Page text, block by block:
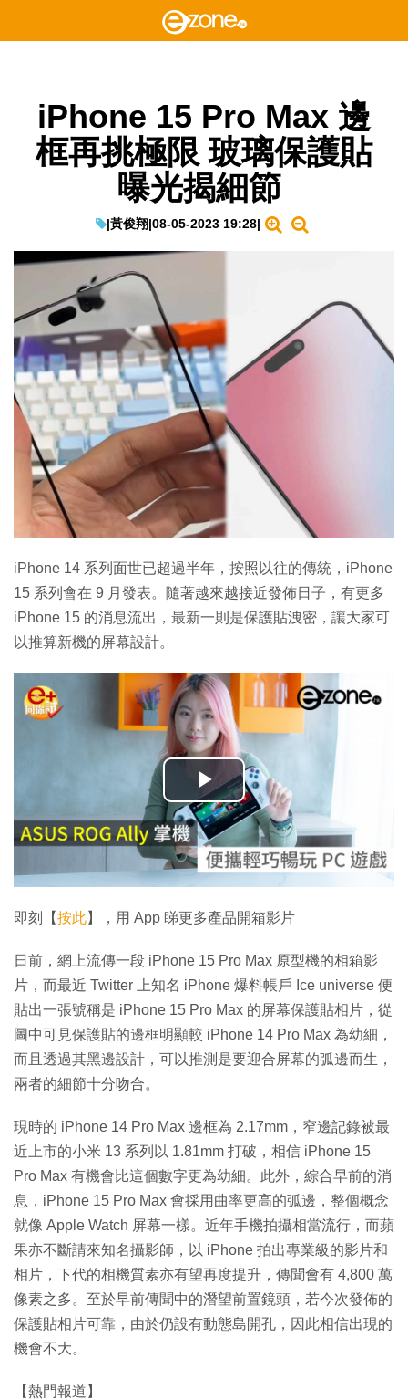
iPhone 15 Pro Max 邊
框再挑極限 玻璃保護貼
曝光揭細節
|黃俊翔|08-05-2023 19:28|
iPhone 14 系列面世已超過半年，按照以往的傳統，iPhone
15 系列會在 9 月發表。隨著越來越接近發佈日子，有更多
iPhone 15 的消息流出，最新一則是保護貼洩密，讓大家可
以推算新機的屏幕設計。
播
放
影
片
即刻【按此】，用 App 睇更多產品開箱影片
日前，網上流傳一段 iPhone 15 Pro Max 原型機的相箱影
片，而最近 Twitter 上知名 iPhone 爆料帳戶 Ice universe 便
貼出一張號稱是 iPhone 15 Pro Max 的屏幕保護貼相片，從
圖中可見保護貼的邊框明顯較 iPhone 14 Pro Max 為幼細，
而且透過其黑邊設計，可以推測是要迎合屏幕的弧邊而生，
兩者的細節十分吻合。
現時的 iPhone 14 Pro Max 邊框為 2.17mm，窄邊記錄被最
近上市的小米 13 系列以 1.81mm 打破，相信 iPhone 15
Pro Max 有機會比這個數字更為幼細。此外，綜合早前的消
息，iPhone 15 Pro Max 會採用曲率更高的弧邊，整個概念
就像 Apple Watch 屏幕一樣。近年手機拍攝相當流行，而蘋
果亦不斷請來知名攝影師，以 iPhone 拍出專業級的影片和
相片，下代的相機質素亦有望再度提升，傳聞會有 4,800 萬
像素之多。至於早前傳聞中的潛望前置鏡頭，若今次發佈的
保護貼相片可靠，由於仍設有動態島開孔，因此相信出現的
機會不大。
【熱門報道】